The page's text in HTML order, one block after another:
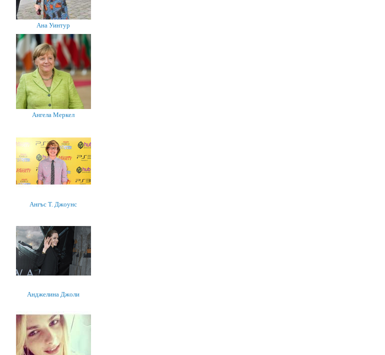
Ана Уинтур
Ангела Меркел
Ангъс Т. Джоунс
Анджелина Джоли